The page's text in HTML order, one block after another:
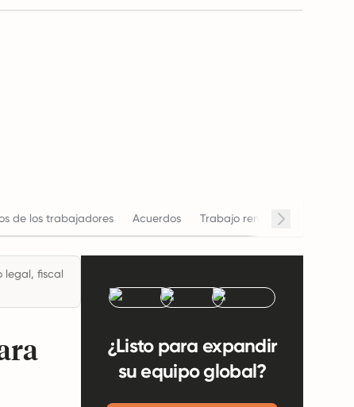
de los trabajadores Acuerdos Trabajo remoto
legal, fiscal
¿Listo para expandir
su equipo global?